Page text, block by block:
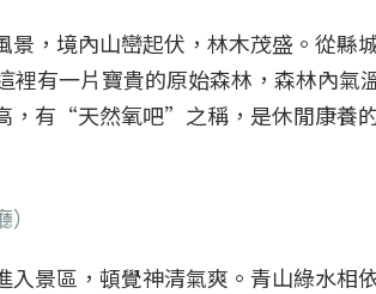
，境內山巒起伏，林木茂盛。從縣
有一片寶貴的原始森林，森林內氣
，有“天然氧吧”之稱，是休閒康養
景區，頓覺神清氣爽。青山綠水相